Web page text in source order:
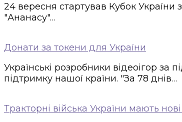
24 вересня стартував Кубок України
"Ананасу"…
Донати за токени для України
Українські розробники відеоігор
підтримку нашої країни. "За 78 днів…
Тракторні війська України мають